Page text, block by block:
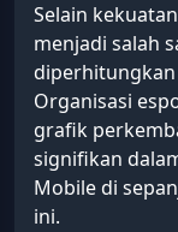
Selain
menjadi salah
diperhitungkan
Organisasi
grafik
signifikan
Mobile di
ini.